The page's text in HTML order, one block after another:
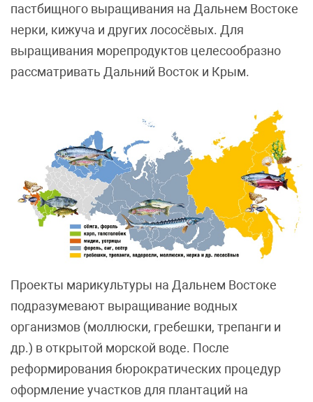
пастбищного выращивания на Дальнем Востоке
нерки, кижуча и других лососёвых. Для
выращивания морепродуктов целесообразно
рассматривать Дальний Восток и Крым.
Проекты марикультуры на Дальнем Востоке
подразумевают выращивание водных
организмов (моллюски, гребешки, трепанги и
др.) в открытой морской воде. После
реформирования бюрократических процедур
оформление участков для плантаций на